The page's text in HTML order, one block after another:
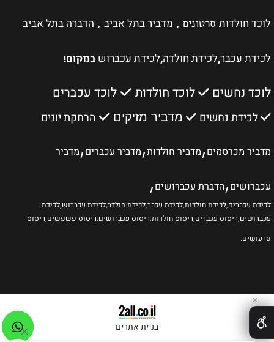
לוכד חולדות סרטונים , מדביר בתל אביב , הדברה בתל אביב
לכידת עכבר,לכידת חולדה,לכידת עכברוש במקום!
לוכד נחשים לוכד חולדות לוכד עכברים
לכידת נחשים מדביר מזיקים הרחקת יונים
מדביר מכרסמים,מדביר חולדות,מדביר עכברים,מדביר
עכברושים,הדברת עכברושים,
לכידת עכברים,לכידת חולדות,לכידת עכבר,לכידת חולדה,לכידת עכברוש,לכידת
עכברושים,ריסוס עכברים,ריסוס חולדות,ריסוס עכברושים,ריסוס פשפשים,ריסוס
פרעושים.
בניית אתרים
✕